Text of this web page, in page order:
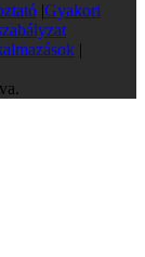
|Gyakori
|